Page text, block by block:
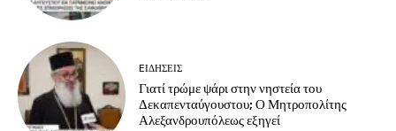
EΙΔΗΣΕΙΣ
Γιατί τρώμε ψάρι στην νηστεία του
Δεκαπενταύγουστου; Ο Μητροπολίτης
Αλεξανδρουπόλεως εξηγεί